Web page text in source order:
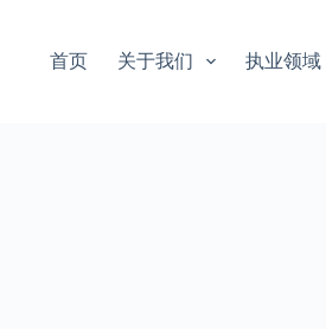
首页 关于我们 执业领域